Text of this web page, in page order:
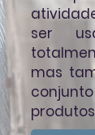
ser
mas